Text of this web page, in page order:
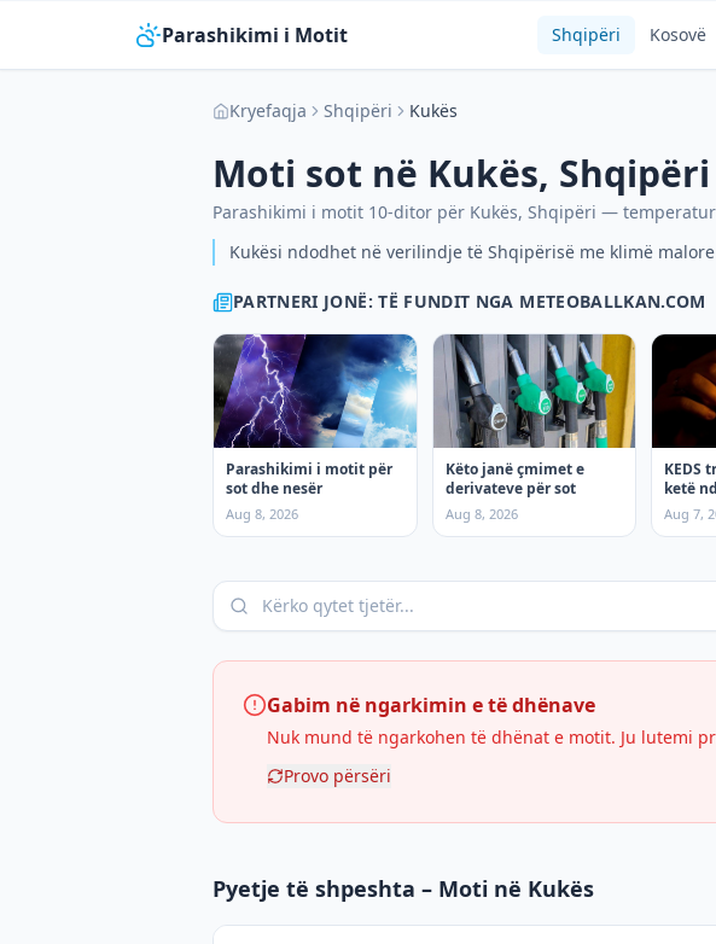
Parashikimi i Motit Shqipëri Kosovë
Kryefaqja Shqipëri Kukës
Moti sot në Kukës, Shqipëri
Parashikimi i motit 10-ditor për Kukës, Shqipëri —
Kukësi ndodhet në verilindje të Shqipërisë me klimë
PARTNERI JONË: TË FUNDIT NGA METEOBALLKAN.COM
Parashikimi i motit për
sot dhe nesër
Aug 8, 2026
Këto janë çmimet e
derivateve për sot
Aug 8, 2026
KEDS
ketë
Gusht!
Aug 7,
Gabim në ngarkimin e të dhënave
Nuk mund të ngarkohen të dhënat e motit. Ju lutemi
Provo përsëri
Pyetje të shpeshta – Moti në Kukës